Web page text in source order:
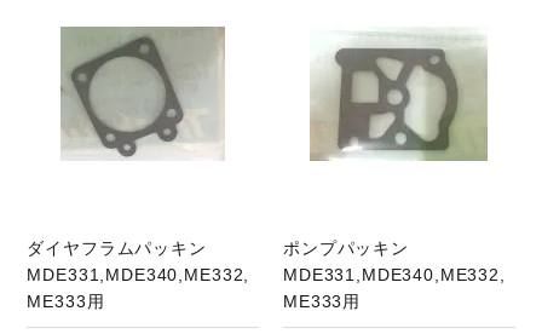
ダイヤフラムパッキン
MDE331,MDE340,ME332,
ME333用
ポンプパッキン
MDE331,MDE340,ME332,
ME333用